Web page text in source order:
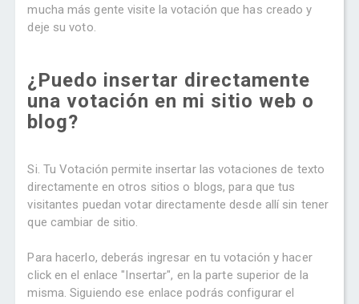
mucha más gente visite la votación que has creado y
deje su voto.
¿Puedo insertar directamente
una votación en mi sitio web o
blog?
Si. Tu Votación permite insertar las votaciones de texto
directamente en otros sitios o blogs, para que tus
visitantes puedan votar directamente desde allí sin tener
que cambiar de sitio.
Para hacerlo, deberás ingresar en tu votación y hacer
click en el enlace "Insertar", en la parte superior de la
misma. Siguiendo ese enlace podrás configurar el